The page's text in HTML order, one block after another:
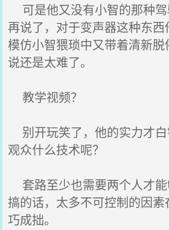
可是他又没有小智的那种驾
再说了，对于变声器这种东
模仿小智猥琐中又带着清新
说还是太难了。
教学视频？
别开玩笑了，他的实力才
观众什么技术呢？
套路至少也需要两个人才
搞的话，太多不可控制的因
巧成拙。